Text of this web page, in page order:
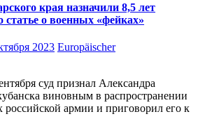
края назначили 8,5 лет
о военных «фейках»
2023 Europäischer
суд признал Александра
виновным в распространении
российской армии и приговорил его к